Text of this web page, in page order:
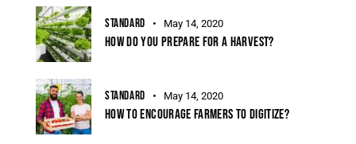
STANDARD May 14, 2020
HOW DO YOU PREPARE FOR A HARVEST?
STANDARD May 14, 2020
HOW TO ENCOURAGE FARMERS TO DIGITIZE?